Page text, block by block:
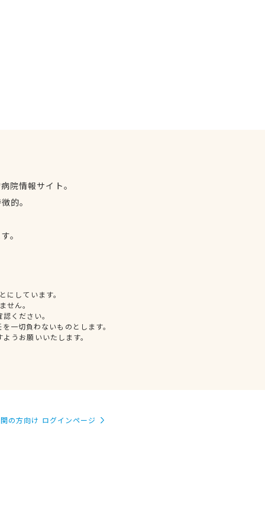
院情報サイト。
的。
。
しています。
せん。
ください。
一切負わないものとします。
うお願いいたします。
の方向け ログインページ